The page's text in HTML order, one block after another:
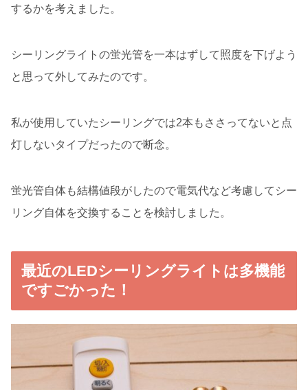
するかを考えました。
シーリングライトの蛍光管を一本はずして照度を下げよう
と思って外してみたのです。
私が使用していたシーリングでは2本もささってないと点
灯しないタイプだったので断念。
蛍光管自体も結構値段がしたので電気代など考慮してシー
リング自体を交換することを検討しました。
最近のLEDシーリングライトは多機能
ですごかった！